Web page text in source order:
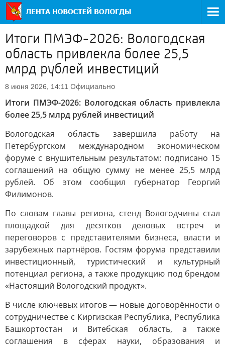
Итоги ПМЭФ-2026: Вологодская
область привлекла более 25,5
млрд рублей инвестиций
8 июня 2026, 14:11 Официально
Итоги ПМЭФ-2026: Вологодская область привлекла
более 25,5 млрд рублей инвестиций
Вологодская область завершила работу на
Петербургском международном экономическом
форуме с внушительным результатом: подписано 15
соглашений на общую сумму не менее 25,5 млрд
рублей. Об этом сообщил губернатор Георгий
Филимонов.
По словам главы региона, стенд Вологодчины стал
площадкой для десятков деловых встреч и
переговоров с представителями бизнеса, власти и
зарубежных партнёров. Гостям форума представили
инвестиционный, туристический и культурный
потенциал региона, а также продукцию под брендом
«Настоящий Вологодский продукт».
В числе ключевых итогов — новые договорённости о
сотрудничестве с Киргизская Республика, Республика
Башкортостан и Витебская область, а также
соглашения в сферах науки, образования и